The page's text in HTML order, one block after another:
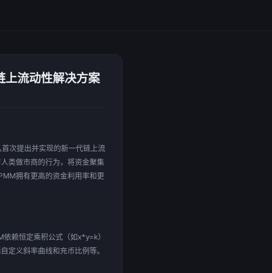
上流动性解决方案
次提出并实现的新一代链上流
类做市商的行为，将资金聚集
拥有更高的资金利用率和更
赖恒定乘积公式（如x*y=k）
定义斜率曲线和充币比例等。